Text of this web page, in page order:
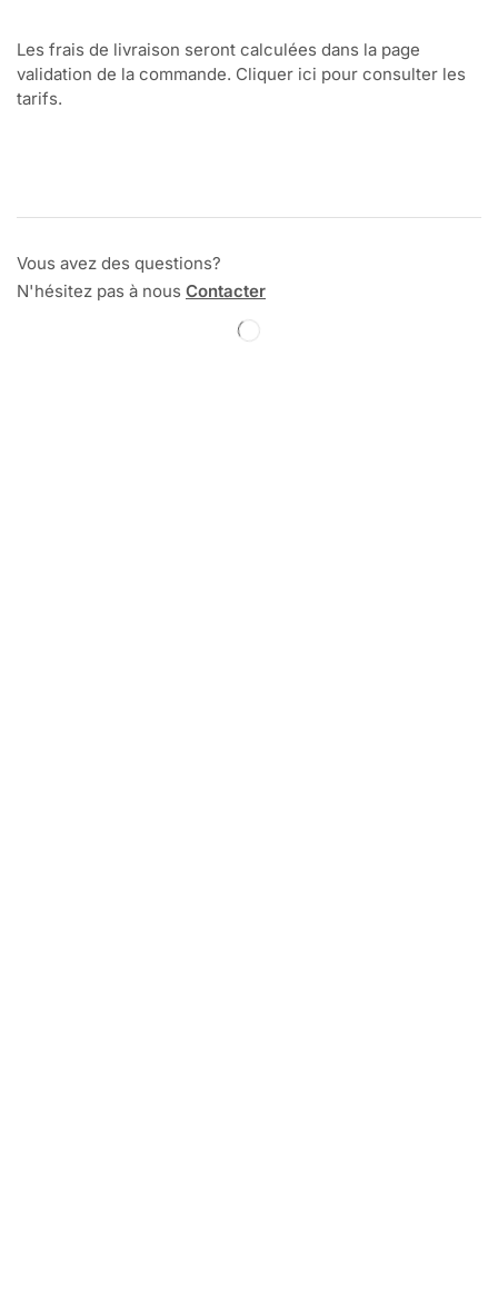
Les frais de livraison seront calculées dans la page
validation de la commande. Cliquer ici pour consulter les
tarifs.
Vous avez des questions?
N'hésitez pas à nous Contacter